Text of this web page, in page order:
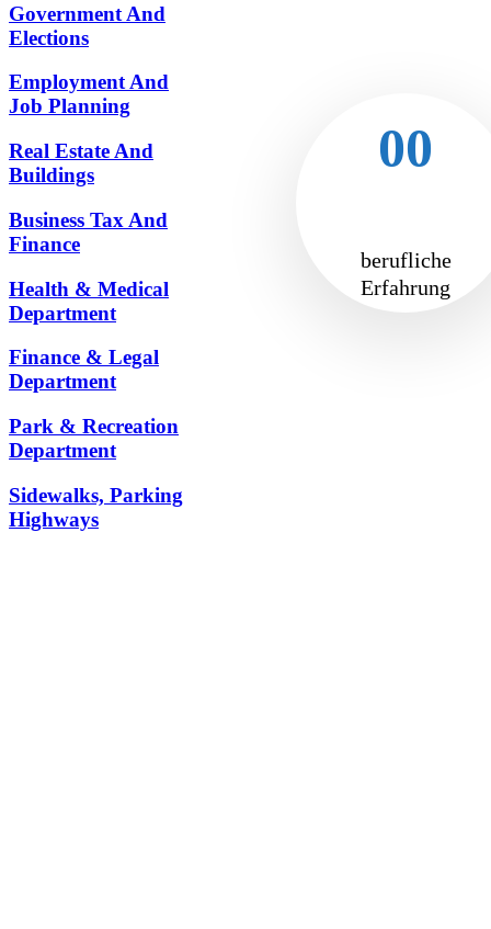
00
berufliche
Erfahrung
Government And
Elections
Employment And
Job Planning
Real Estate And
Buildings
Business Tax And
Finance
Health & Medical
Department
Finance & Legal
Department
Park & Recreation
Department
Sidewalks, Parking
Highways